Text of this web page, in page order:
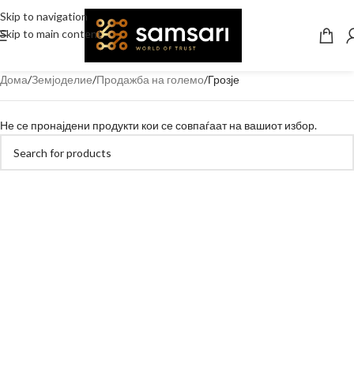
Skip to navigation
Skip to main content
Дома Земјоделие Продажба на големо Грозје
Не се пронајдени продукти кои се совпаѓаат на вашиот избор.